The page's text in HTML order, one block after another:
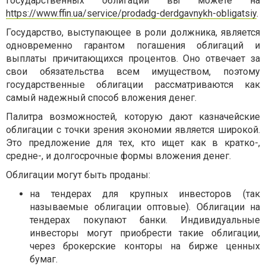
https://www.ffin.ua/service/prodadg-derdgavnykh-obligatsiy.
Государство, выступающее в роли должника, является
одновременно гарантом погашения облигаций и
выплаты причитающихся процентов. Оно отвечает за
свои обязательства всем имуществом, поэтому
государственные облигации рассматриваются как
самый надежный способ вложения денег.
Палитра возможностей, которую дают казначейские
облигации с точки зрения экономии является широкой.
Это предложение для тех, кто ищет как в кратко-,
средне-, и долгосрочные формы вложения денег.
Облигации могут быть проданы:
на тендерах для крупных инвесторов (так
называемые облигации оптовые). Облигации на
тендерах покупают банки. Индивидуальные
инвесторы могут приобрести такие облигации,
через брокерские конторы на бирже ценных
бумаг.